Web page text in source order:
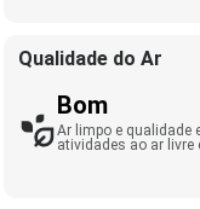
Qualidade do Ar
Bom
Ar limpo e qualidade
atividades ao ar livre